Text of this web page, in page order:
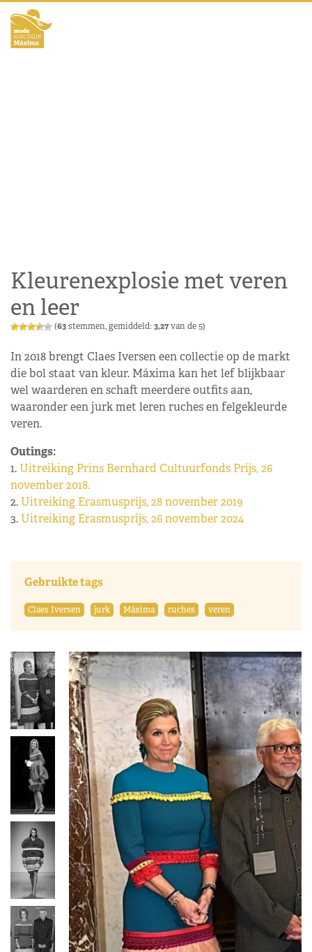
Kleurenexplosie met veren
en leer
(63stemmen, gemiddeld: 3,27van de 5)
In 2018 brengt Claes Iversen een collectie op de markt
die bol staat van kleur. Máxima kan het lef blijkbaar
wel waarderen en schaft meerdere outfits aan,
waaronder een jurk met leren ruches en felgekleurde
veren.
Outings:
1.Uitreiking Prins Bernhard Cultuurfonds Prijs, 26
november 2018.
2.Uitreiking Erasmusprijs, 28 november 2019
3.Uitreiking Erasmusprijs, 26 november 2024
Gebruikte tags
Claes Iversen jurk Máxima ruches veren